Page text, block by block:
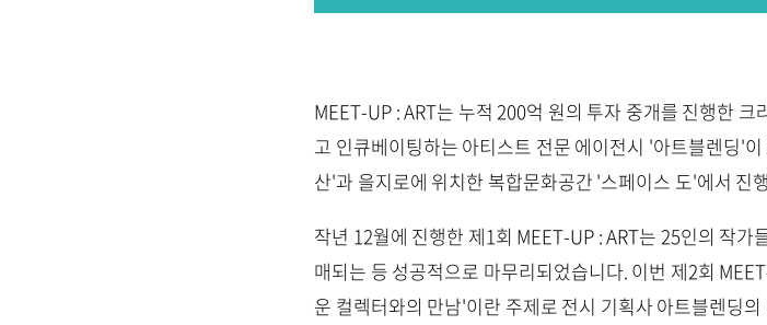
MEET-UP : ART는 누적 200억 원의 투자 중개를 진행한
고 인큐베이팅하는 아티스트 전문 에이전시 '아트블렌딩'
산'과 을지로에 위치한 복합문화공간 '스페이스 도'에서 진
작년 12월에 진행한 제1회 MEET-UP : ART는 25인의 작
매되는 등 성공적으로 마무리되었습니다. 이번 제2회
운 컬렉터와의 만남'이란 주제로 전시 기획사 아트블렌딩